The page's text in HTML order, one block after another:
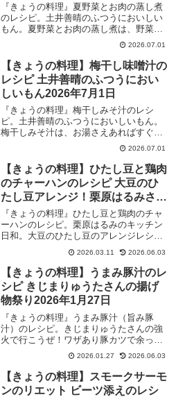
『きょうの料理』夏野菜とお肉の蒸し煮
のレシピ。土井善晴のふつうにおいしい
もん。夏野菜とお肉の蒸し煮は、野菜と
肉に少量の水分を加え、豊かな蒸気で弱
火にしっとりと火を通し、食材の旨味を
最大限に引き出したフライパン蒸しで
す。じっくり蒸し煮にすることで、煮く
ずれの失敗もないええとこだらけの手軽
な調理法！2026年7月1日
2026.07.01
【きょうの料理】梅干し味噌汁の
レシピ 土井善晴のふつうにおい
しいもん2026年7月1日
『きょうの料理』梅干しみそ汁のレシ
ピ。土井善晴のふつうにおいしいもん。
梅干しみそ汁は、お湯さえあればすぐに
つくれる汁物で、塩分も取れるので熱中
症対策にもおすすめの一杯！季節を感じ
てホッとする味を紹介するシリーズで、
食材の持ち味を引き出す「蒸し煮と」、
手作りマヨネーズ、梅干しみそ汁のレシ
ピ3品伝授！2026年7月1日
2026.07.01
【きょうの料理】ひたし豆と鶏肉
のチャーハンのレシピ 大豆のひ
たし豆アレンジ！栗原はるみさん
2026年3月11日
『きょうの料理』ひたし豆と鶏肉のチャ
ーハンのレシピ。栗原はるみのキッチン
日和。大豆のひたし豆のアレンジレシ
ピ、鶏肉のチャーハン！調味料をトロッ
とするまで煮詰めてから加えると、ごは
んがベチャッとせず、本格的な味に！栗
原はるみさんが第二の故郷というと言う
福島県の鮫川村を訪ね、特産の大豆や大
豆製品を使ったレシピを披露！2026年3月
11日
2026.03.11 2026.06.03
【きょうの料理】うまみ豚汁のレ
シピ きじまりゅうたさんの揚げ
物祭り2026年1月27日
『きょうの料理』うまみ豚汁（旨み豚
汁）のレシピ。きじまりゅうたさんの強
火で行こうぜ！ワザあり豚カツで余った
少量の豚肉でも、うまみ十分なので、野
菜の味を格上げしてくれる豚汁です。サ
クジュワ気分もアガる揚げ物祭り！2026
年1月27日
2026.01.27 2026.06.03
【きょうの料理】スモークサーモ
ンのリエット ビーツ添えのレシ